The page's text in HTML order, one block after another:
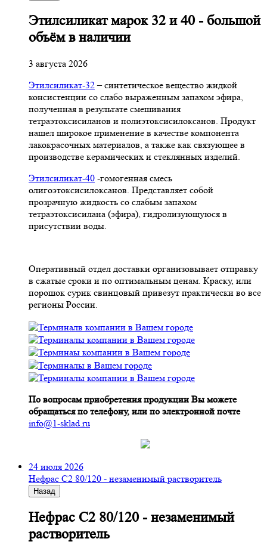
Этилсиликат марок 32 и 40 - большой
объём в наличии
3 августа 2026
Этилсиликат-32– синтетическое вещество жидкой
консистенции со слабо выраженным запахом эфира,
полученная в результате смешивания
тетpаэтоксисиланов и полиэтоксисилоксанов. Продукт
нашел широкое применение в качестве компонента
лакокрасочных материалов, а также как связующее в
производстве керамических и стеклянных изделий.
Этилсиликат-40 -гомогенная смесь
олигоэтоксисилоксанов. Представляет собой
прозрачную жидкость со слабым запахом
тетраэтоксисилана (эфира), гидролизующуюся в
присутствии воды.
Оперативный отдел доставки организовывает отправку
в сжатые сроки и по оптимальным ценам. Краску, или
порошок сурик свинцовый привезут практически во все
регионы России.
По вопросам приобретения продукции Вы можете
обращаться по телефону, или по электронной почте
info@1-sklad.ru
24 июля 2026
Нефрас С2 80/120 - незаменимый растворитель
Назад
Нефрас С2 80/120 - незаменимый
растворитель